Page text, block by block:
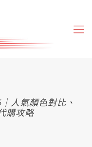
人氣顏色對比、
購攻略